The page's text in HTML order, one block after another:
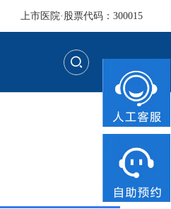
上市医院·股票代码：300015